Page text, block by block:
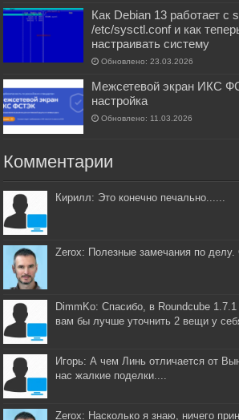
Как Debian 13 работает с
/etc/sysctl.conf и как
настраивать систему
Обновлено: 23.03.2026
Межсетевой экран ИКС
настройка
Обновлено: 11.03.2026
Комментарии
Кирилл: Это конечно печально......
Zerox: Полезные замечания по делу.
DimmKo: Спасибо, в Roundcube
вам бы лучше уточнить 2 вещи у
Игорь: А чем Линь отличается от
нас жалкие поделки....
Zerox: Насколько я знаю, ничего